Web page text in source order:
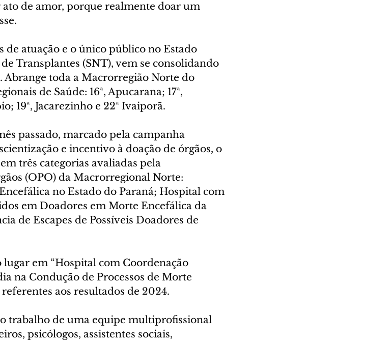
de amor, porque realmente doar um
de atuação e o único público no Estado
Transplantes (SNT), vem se consolidando
toda a Macrorregião Norte do
de Saúde: 16ª, Apucarana; 17ª,
19ª, Jacarezinho e 22ª Ivaiporã.
passado, marcado pela campanha
e incentivo à doação de órgãos, o
três categorias avaliadas pela
(OPO) da Macrorregional Norte:
no Estado do Paraná; Hospital com
em Doadores em Morte Encefálica da
de Escapes de Possíveis Doadores de
em “Hospital com Coordenação
na Condução de Processos de Morte
aos resultados de 2024.
o trabalho de uma equipe multiprofissional
psicólogos, assistentes sociais,